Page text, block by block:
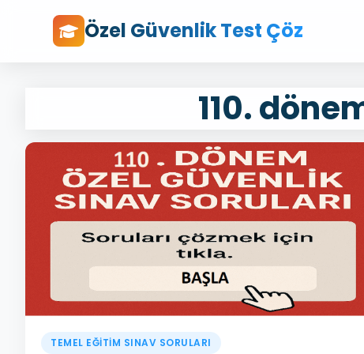
Özel Güvenlik Test Çöz
110.
TEMEL EĞİTİM SINAV SORULARI